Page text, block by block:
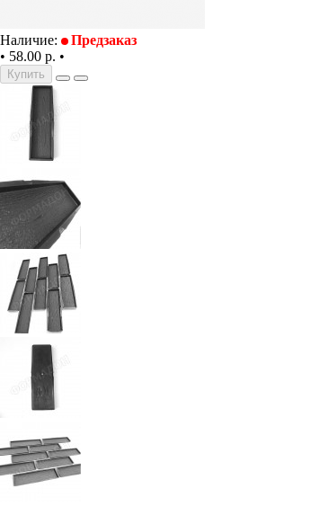
Наличие:
Предзаказ
• 58.00 р. •
Купить